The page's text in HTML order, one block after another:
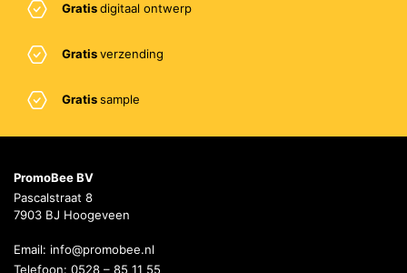
Gratisdigitaal ontwerp
Gratisverzending
Gratissample
PromoBee BV
Pascalstraat 8
7903 BJ Hoogeveen
Email: info@promobee.nl
Telefoon: 0528 – 85 11 55